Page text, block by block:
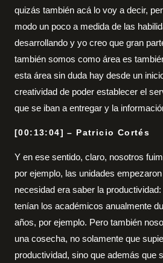
quizás también acá lo voy a decir,
modo un poco a medida de las
desarrollando y yo creo que gran
también somos como área es
esta área sin duda hay desde un
creatividad de poder establecer el
que se iban a entregar y la
[00:13:04] – Patricio Cortés
Y en ese sentido, claro, nosotros
por ejemplo, las unidades
necesidad era saber la
tenían los académicos anualmente
años, por ejemplo. Pero también
una cosecha, no solamente que
productividad, sino que además que